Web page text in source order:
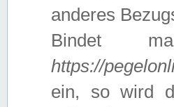
anderes
Bindet
https://
ein, so wird